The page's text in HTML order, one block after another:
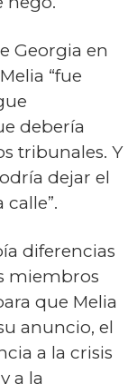
Georgia en
“fue
debería
tribunales. Y
dejar el
diferencias
miembros
que Melia
anuncio, el
a la crisis
a la